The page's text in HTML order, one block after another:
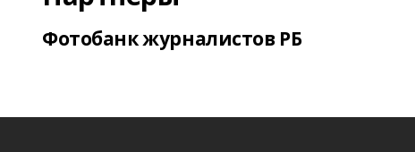
Фотобанк журналистов РБ